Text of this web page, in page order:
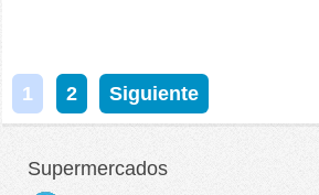
1 2 Siguiente
Supermercados